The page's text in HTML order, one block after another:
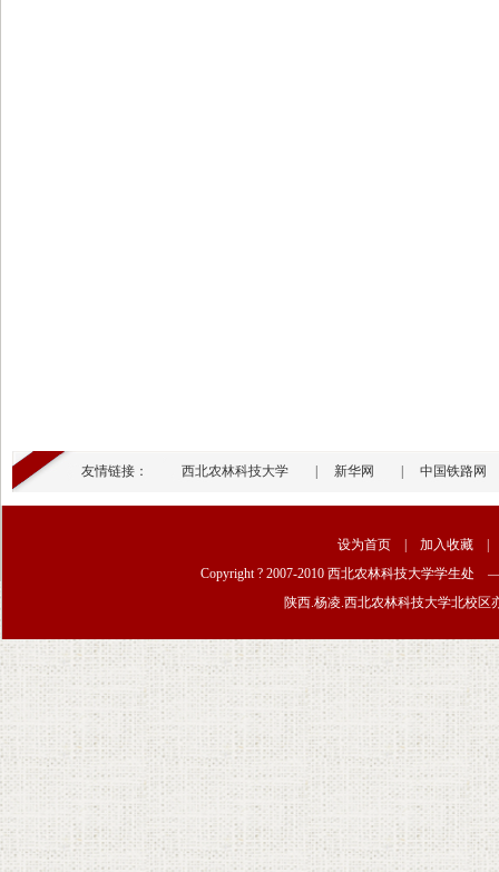
友情链接： 西北农林科技大学 新华网 中国铁路网
设为首页 加入收藏
Copyright ? 2007-2010 西北农林科技大学学
陕西.杨凌.西北农林科技大学北